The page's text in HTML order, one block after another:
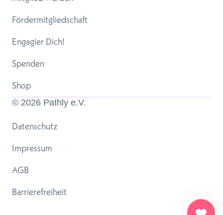
Fördermitgliedschaft
Engagier Dich!
Spenden
Shop
© 2026 Pathly e.V.
Datenschutz
Impressum
AGB
Barrierefreiheit